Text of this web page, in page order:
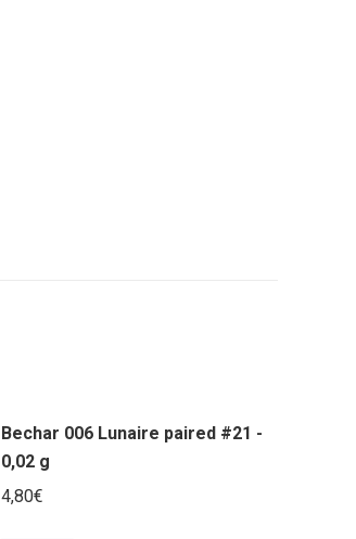
Bechar 006 Lunaire paired #21 -
0,02 g
4,80€